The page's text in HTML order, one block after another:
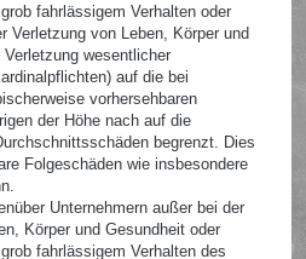
fahrlässigem Verhalten oder
Verletzung von Leben, Körper und
wesentlicher
auf die bei
vorhersehbaren
der Höhe nach auf die
begrenzt. Dies
Folgeschäden wie insbesondere
Unternehmern außer bei der
Körper und Gesundheit oder
fahrlässigem Verhalten des